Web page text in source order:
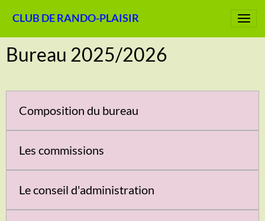
CLUB DE RANDO-PLAISIR
Bureau 2025/2026
Composition du bureau
Les commissions
Le conseil d'administration